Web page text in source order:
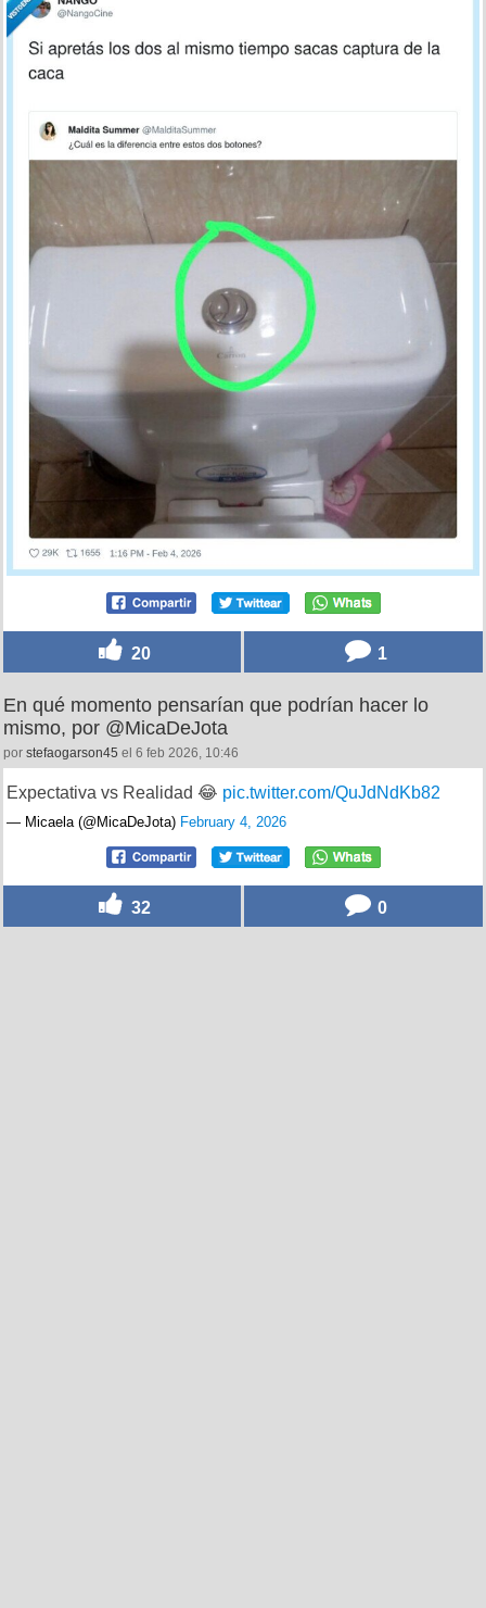
20 1
En qué momento pensarían que podrían hacer lo
mismo, por @MicaDeJota
por stefaogarson45 el 6 feb 2026, 10:46
Expectativa vs Realidad 😂 pic.twitter.com/QuJdNdKb82
— Micaela (@MicaDeJota) February 4, 2026
32 0